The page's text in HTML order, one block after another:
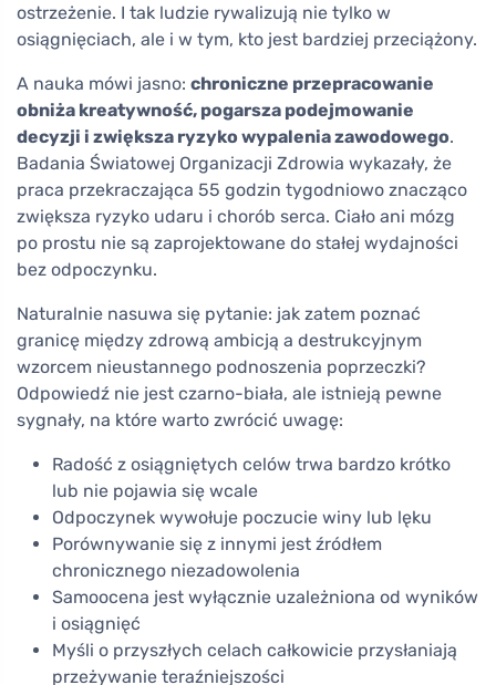
ostrzeżenie. I tak ludzie rywalizują nie tylko w
osiągnięciach, ale i w tym, kto jest bardziej przeciążony.
A nauka mówi jasno: chroniczne przepracowanie
obniża kreatywność, pogarsza podejmowanie
decyzji i zwiększa ryzyko wypalenia zawodowego.
Badania Światowej Organizacji Zdrowia wykazały, że
praca przekraczająca 55 godzin tygodniowo znacząco
zwiększa ryzyko udaru i chorób serca. Ciało ani mózg
po prostu nie są zaprojektowane do stałej wydajności
bez odpoczynku.
Naturalnie nasuwa się pytanie: jak zatem poznać
granicę między zdrową ambicją a destrukcyjnym
wzorcem nieustannego podnoszenia poprzeczki?
Odpowiedź nie jest czarno-biała, ale istnieją pewne
sygnały, na które warto zwrócić uwagę:
Radość z osiągniętych celów trwa bardzo krótko
lub nie pojawia się wcale
Odpoczynek wywołuje poczucie winy lub lęku
Porównywanie się z innymi jest źródłem
chronicznego niezadowolenia
Samoocena jest wyłącznie uzależniona od wyników
i osiągnięć
Myśli o przyszłych celach całkowicie przysłaniają
przeżywanie teraźniejszości